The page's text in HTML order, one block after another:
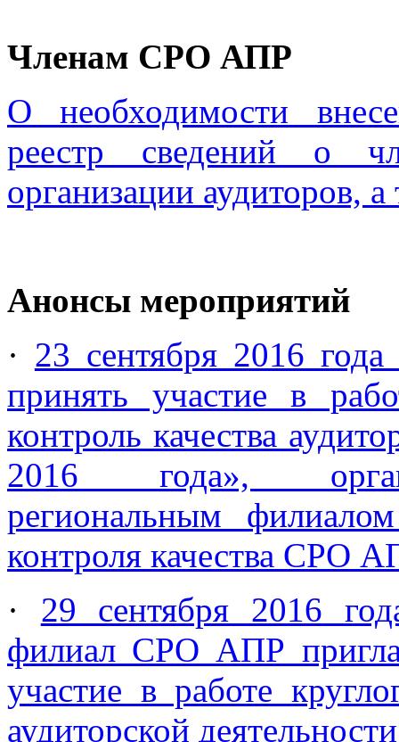
Членам СРО АПР
О необходимости
реестр сведений о
организации аудиторов,
Анонсы мероприятий
· 23 сентября 2016
принять участие в
контроль качества
2016 года»,
региональным
контроля качества СРО
· 29 сентября 2016
филиал СРО АПР
участие в работе
аудиторской